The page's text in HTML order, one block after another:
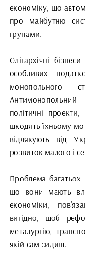
економіку, що
про майбутню
групами.
Олігархічні
особливих
монопольного
політичні
шкодять їхньому
відлякують від
розвиток малого і
Проблема багатьох
що вони мають
економіки,
вигідно, щоб
металургію,
якій сам сидиш.